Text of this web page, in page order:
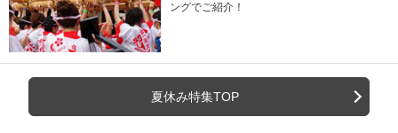
ングでご紹介！
夏休み特集TOP